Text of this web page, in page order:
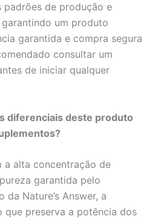
padrões de produção e
um produto
garantida e compra segura
consultar um
de iniciar qualquer
diferenciais deste produto
a alta concentração de
garantida pelo
Nature’s Answer, a
preserva a potência dos